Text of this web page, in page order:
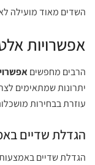
השדים מאוד מועילה
אפשרויות
הרבים מחפשים
יתרונות שמתאימים
עוזרת בבחירות
הגדלת שדיים
הגדלת שדיים